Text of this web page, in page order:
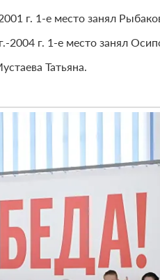
г. 1-е место занял
2004 г. 1-е место занял
Татьяна.